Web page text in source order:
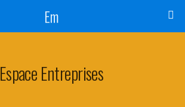
Em
Espace Entreprises